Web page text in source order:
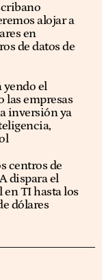
alojar a
en
de datos de
yendo el
las empresas
inversión ya
centros de
dispara el
TI hasta los
dólares